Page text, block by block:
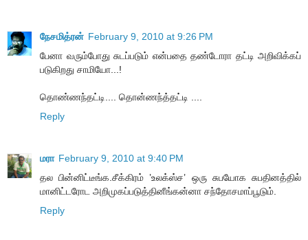
நேசமித்ரன் February 9, 2010 at 9:26 PM
பேனா வரும்போது சுடப்படும் என்பதை தண்டோரா தட்டி அறிவிக்கப்
படுகிறது சாமியோ...!
தொண்ணந்தட்டி.... தொன்ணந்த்தட்டி ....
Reply
மரா February 9, 2010 at 9:40 PM
தல பின்னிட்டீங்க.சீக்கிரம் ’உலக்ஸ்ச’ ஒரு சுபயோக சுபதினத்தில்
மானிட்டரோட அறிமுகப்படுத்தினீங்கன்னா சந்தோசமாப்பூடும்.
Reply